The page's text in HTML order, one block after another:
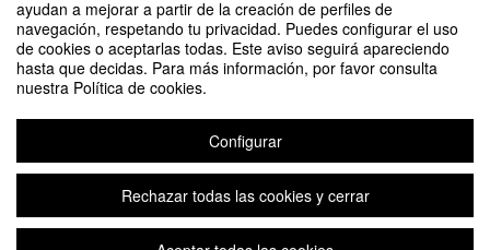
ayudan a mejorar a partir de la creación de perfiles de
navegación, respetando tu privacidad. Puedes configurar el uso
de cookies o aceptarlas todas. Este aviso seguirá apareciendo
hasta que decidas. Para más información, por favor consulta
nuestra Política de cookies.
Configurar
Rechazar todas las cookies y cerrar
DIFUNDE TU EVENTO PONIENDO EL SIGUIENTE CÓDIGO
EN TU SITIO